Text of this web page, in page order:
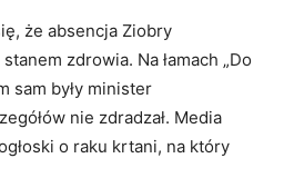
że absencja Ziobry
zdrowia. Na łamach „Do
sam były minister
nie zdradzał. Media
o raku krtani, na który